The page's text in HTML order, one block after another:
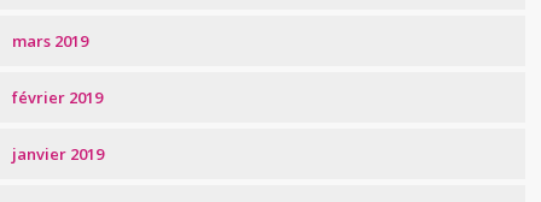
mars 2019
février 2019
janvier 2019